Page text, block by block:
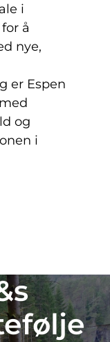
i
å
nye,
er Espen
og
i